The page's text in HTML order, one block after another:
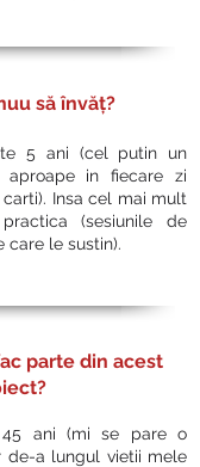
să învăț?
5 ani (cel putin un
in fiecare zi
Insa cel mai mult
(sesiunile de
care le sustin).
parte din acest
ani (mi se pare o
de-a lungul vietii mele